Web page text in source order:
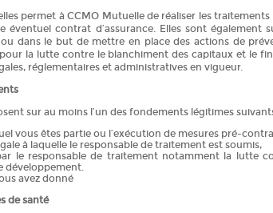
permet à CCMO Mutuelle de réaliser les
éventuel contrat d’assurance. Elles sont également
ou dans le but de mettre en place des actions de
pour la lutte contre le blanchiment des capitaux et le
réglementaires et administratives en vigueur.
sur au moins l’un des fondements légitimes
vous êtes partie ou l’exécution de mesures pré-
à laquelle le responsable de traitement est soumis,
le responsable de traitement notamment la lutte
développement.
avez donné
de santé